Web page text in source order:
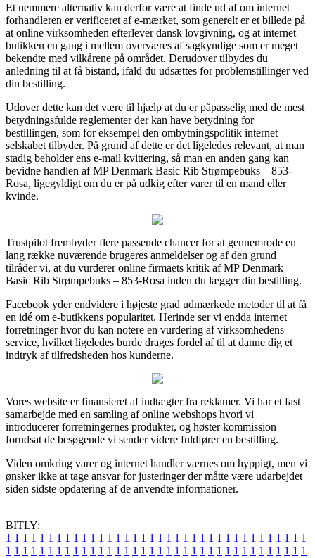
Et nemmere alternativ kan derfor være at finde ud af om internet
forhandleren er verificeret af e-mærket, som generelt er et billede på
at online virksomheden efterlever dansk lovgivning, og at internet
butikken en gang i mellem overværes af sagkyndige som er meget
bekendte med vilkårene på området. Derudover tilbydes du
anledning til at få bistand, ifald du udsættes for problemstillinger ved
din bestilling.
Udover dette kan det være til hjælp at du er påpasselig med de mest
betydningsfulde reglementer der kan have betydning for
bestillingen, som for eksempel den ombytningspolitik internet
selskabet tilbyder. På grund af dette er det ligeledes relevant, at man
stadig beholder ens e-mail kvittering, så man en anden gang kan
bevidne handlen af MP Denmark Basic Rib Strømpebuks – 853-
Rosa, ligegyldigt om du er på udkig efter varer til en mand eller
kvinde.
Trustpilot frembyder flere passende chancer for at gennemrode en
lang række nuværende brugeres anmeldelser og af den grund
tilråder vi, at du vurderer online firmaets kritik af MP Denmark
Basic Rib Strømpebuks – 853-Rosa inden du lægger din bestilling.
Facebook yder endvidere i højeste grad udmærkede metoder til at få
en idé om e-butikkens popularitet. Herinde ser vi endda internet
forretninger hvor du kan notere en vurdering af virksomhedens
service, hvilket ligeledes burde drages fordel af til at danne dig et
indtryk af tilfredsheden hos kunderne.
Vores website er finansieret af indtægter fra reklamer. Vi har et fast
samarbejde med en samling af online webshops hvori vi
introducerer forretningernes produkter, og høster kommission
forudsat de besøgende vi sender videre fuldfører en bestilling.
Viden omkring varer og internet handler værnes om hyppigt, men vi
ønsker ikke at tage ansvar for justeringer der måtte være udarbejdet
siden sidste opdatering af de anvendte informationer.
BITLY:
1 1 1 1 1 1 1 1 1 1 1 1 1 1 1 1 1 1 1 1 1 1 1 1 1 1 1 1 1 1 1 1 1 1 1 1
1 1 1 1 1 1 1 1 1 1 1 1 1 1 1 1 1 1 1 1 1 1 1 1 1 1 1 1 1 1 1 1 1 1 1 1